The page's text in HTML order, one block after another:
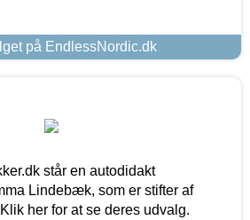
på EndlessNordic.dk
står en autodidakt
Lindebæk, som er stifter af
her for at se deres udvalg.